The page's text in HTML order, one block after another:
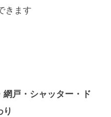
きます
戸・シャッター・ド
り